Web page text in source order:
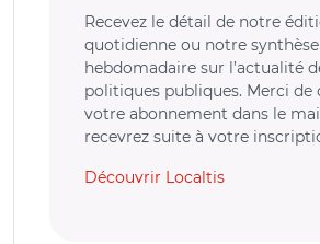
Recevez le détail de notre
quotidienne ou notre synthèse
hebdomadaire sur l’actualité
politiques publiques. Merci de
votre abonnement dans le
recevrez suite à votre
Découvrir Localtis